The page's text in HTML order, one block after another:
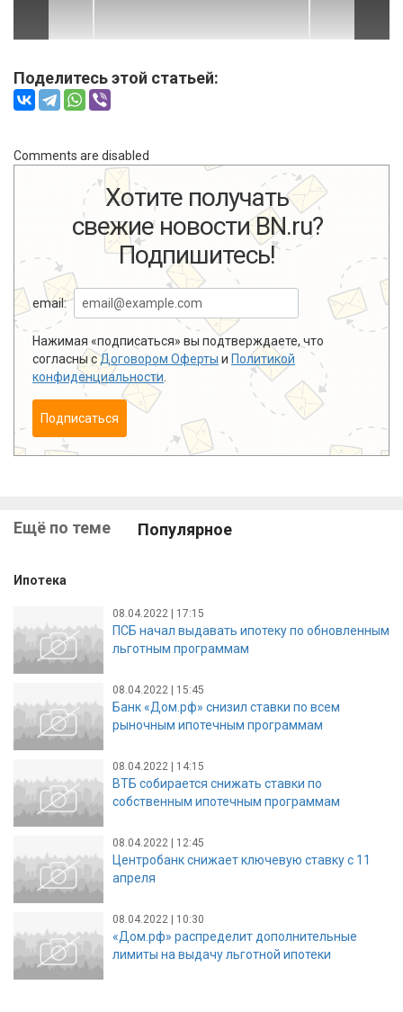
Поделитесь этой статьей:
Comments are disabled
Хотите получать
свежие новости BN.ru?
Подпишитесь!
email:
Нажимая «подписаться» вы подтверждаете, что
согласны сДоговором Оферты и Политикой
конфиденциальности
Подписаться
Ещё по теме Популярное
Ипотека
08.04.2022 | 17:15
ПСБ начал выдавать ипотеку по обновленным
льготным программам
08.04.2022 | 15:45
Банк «Дом.рф» снизил ставки по всем
рыночным ипотечным программам
08.04.2022 | 14:15
ВТБ собирается снижать ставки по
собственным ипотечным программам
08.04.2022 | 12:45
Центробанк снижает ключевую ставку с 11
апреля
08.04.2022 | 10:30
«Дом.рф» распределит дополнительные
лимиты на выдачу льготной ипотеки